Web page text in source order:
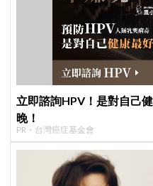
立即諮詢HPV！是對自己
晚！
PR・台灣癌症基金會